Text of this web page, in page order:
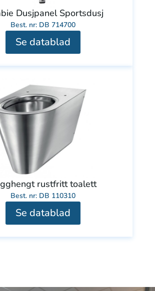
Dusjpanel Sportsdusj
Best. nr: DB 714700
Se datablad
rustfritt toalett
Best. nr: DB 110310
Se datablad